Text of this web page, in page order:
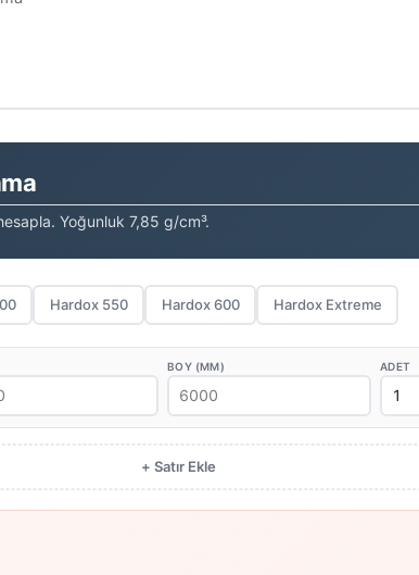
Yoğunluk 7,85 g/cm³.
Hardox 550 Hardox 600 Hardox Extreme
BOY (MM) ADET
+ Satır Ekle